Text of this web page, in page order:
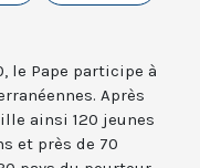
le Pape participe à
Après
ainsi 120 jeunes
et près de 70